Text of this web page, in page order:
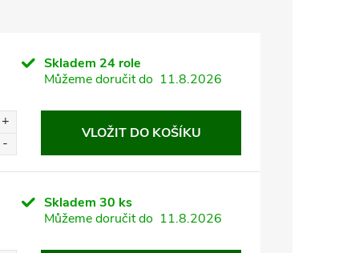
Skladem 24 role
Můžeme doručit do 11.8.2026
VLOŽIT DO KOŠÍKU
Skladem30 ks
Můžeme doručit do 11.8.2026